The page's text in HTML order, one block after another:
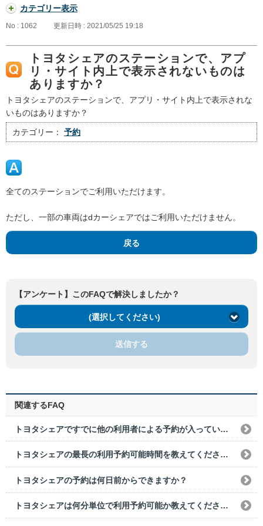
カテゴリー表示
No : 1062 更新日時 : 2021/05/25 19:18
トヨタシェアのステーションで、アプ
リ・サイト内上で表示されないものは
ありますか？
トヨタシェアのステーションで、アプリ・サイト内上で表示されな
いものはありますか？
カテゴリー： 予約
全てのステーションでご利用いただけます。
ただし、一部の車両はdカーシェアではご利用いただけません。
戻る
【アンケート】このFAQで解決しましたか？
(選択してください)
送信する
関連するFAQ
トヨタシェアですでに他の利用者による予約が入っている場合、前後の予約できない時間を教えてください。
トヨタシェアの最長の利用予約可能時間を教えてください。
トヨタシェアの予約は何日前からできますか？
トヨタシェアは何分単位で利用予約可能か教えてください。